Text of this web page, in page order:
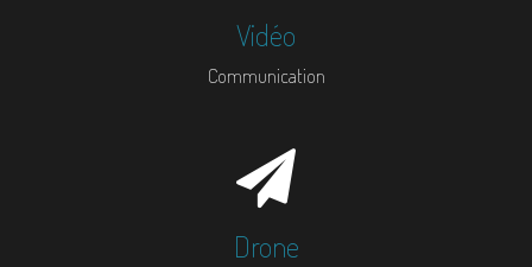
Vidéo
Communication
Drone